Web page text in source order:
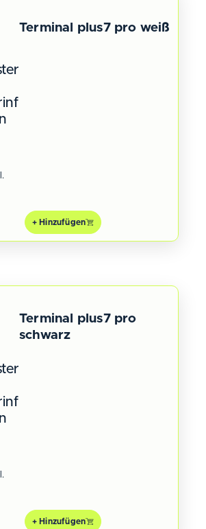
Terminal plus7 pro weiß
+ Hinzufügen
Terminal plus7 pro
schwarz
+ Hinzufügen